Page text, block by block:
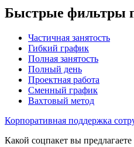
Быстрые фильтры
Частичная занятость
Гибкий график
Полная занятость
Полный день
Проектная работа
Сменный график
Вахтовый метод
Корпоративная поддержка
Какой соцпакет вы